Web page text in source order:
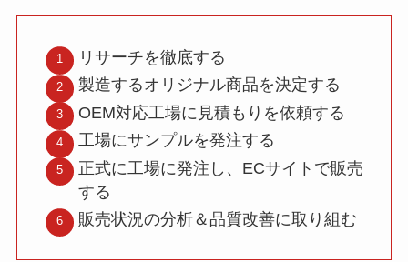
リサーチを徹底する
製造するオリジナル商品を決定する
OEM対応工場に見積もりを依頼する
工場にサンプルを発注する
正式に工場に発注し、ECサイトで販売
する
販売状況の分析＆品質改善に取り組む